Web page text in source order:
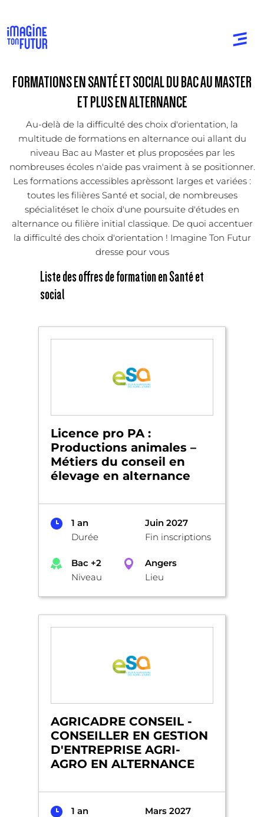
FORMATIONS EN SANTÉ ET SOCIAL DU BAC AU MASTER
ET PLUS EN ALTERNANCE
Au-delà de la difficulté des choix d'orientation, la
multitude de formations en alternance oui allant du
niveau Bac au Master et plus proposées par les
nombreuses écoles n'aide pas vraiment à se positionner.
Les formations accessibles aprèssont larges et variées :
toutes les filières Santé et social, de nombreuses
spécialitéset le choix d'une poursuite d'études en
alternance ou filière initial classique. De quoi accentuer
la difficulté des choix d'orientation ! Imagine Ton Futur
dresse pour vous
Liste des offres de formation en Santé et
social
Licence pro PA :
Productions animales –
Métiers du conseil en
élevage en alternance
1 an
Durée
Juin 2027
Fin inscriptions
Bac +2
Niveau
Angers
Lieu
AGRICADRE CONSEIL -
CONSEILLER EN GESTION
D'ENTREPRISE AGRI-
AGRO EN ALTERNANCE
1 an
Mars 2027